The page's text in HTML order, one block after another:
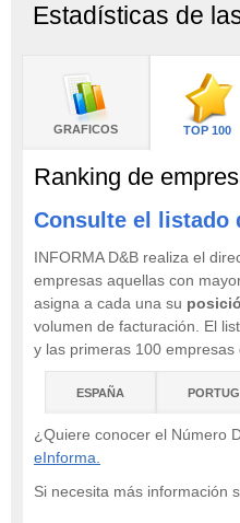
Estadísticas de
GRAFICOS TOP 100
Ranking de
Consulte el listado
INFORMA D&B realiza el
empresas aquellas con
asigna a cada una su
volumen de facturación. El
y las primeras 100 empresas
ESPAÑA
¿Quiere conocer el Número
eInforma.
Si necesita más información